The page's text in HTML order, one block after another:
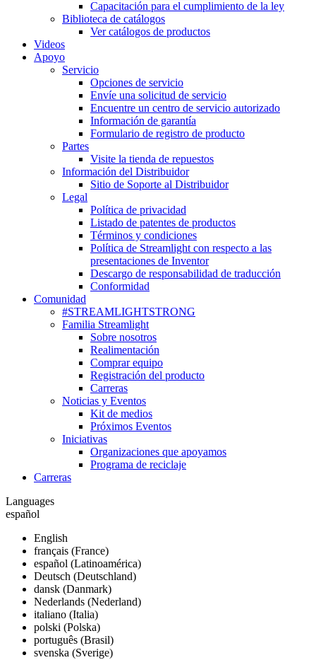
Capacitación para el cumplimiento de la ley
Biblioteca de catálogos
Ver catálogos de productos
Videos
Apoyo
Servicio
Opciones de servicio
Envíe una solicitud de servicio
Encuentre un centro de servicio autorizado
Información de garantía
Formulario de registro de producto
Partes
Visite la tienda de repuestos
Información del Distribuidor
Sitio de Soporte al Distribuidor
Legal
Política de privacidad
Listado de patentes de productos
Términos y condiciones
Política de Streamlight con respecto a las
presentaciones de Inventor
Descargo de responsabilidad de traducción
Conformidad
Comunidad
#STREAMLIGHTSTRONG
Familia Streamlight
Sobre nosotros
Realimentación
Comprar equipo
Registración del producto
Carreras
Noticias y Eventos
Kit de medios
Próximos Eventos
Iniciativas
Organizaciones que apoyamos
Programa de reciclaje
Carreras
Languages
español
English
français (France)
español (Latinoamérica)
Deutsch (Deutschland)
dansk (Danmark)
Nederlands (Nederland)
italiano (Italia)
polski (Polska)
português (Brasil)
svenska (Sverige)